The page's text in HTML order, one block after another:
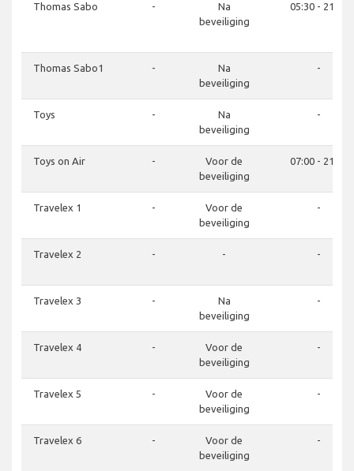
Thomas Sabo -
Na
beveiliging
05:30 - 21:30
Thomas Sabo1 -
Na
beveiliging
-
Toys -
Na
beveiliging
-
Toys on Air -
Voor de
beveiliging
07:00 - 21:00
Travelex 1 -
Voor de
beveiliging
-
Travelex 2 - - -
Travelex 3 -
Na
beveiliging
-
Travelex 4 -
Voor de
beveiliging
-
Travelex 5 -
Voor de
beveiliging
-
Travelex 6 -
Voor de
beveiliging
-